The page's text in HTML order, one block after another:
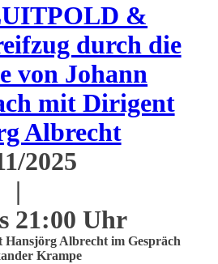
&
durch die
von Johann
mit Dirigent
Albrecht
2025
|
21:00 Uhr
Albrecht im Gespräch
Krampe